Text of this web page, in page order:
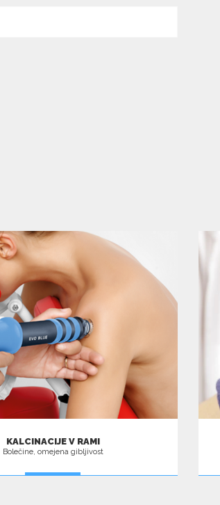
KALCINACIJE V RAMI
Bolečine, omejena gibljivost